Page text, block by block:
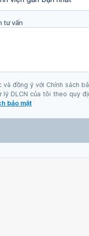
tư vấn
và đồng ý với Chính sách
lý DLCN của tôi theo quy
bảo mật